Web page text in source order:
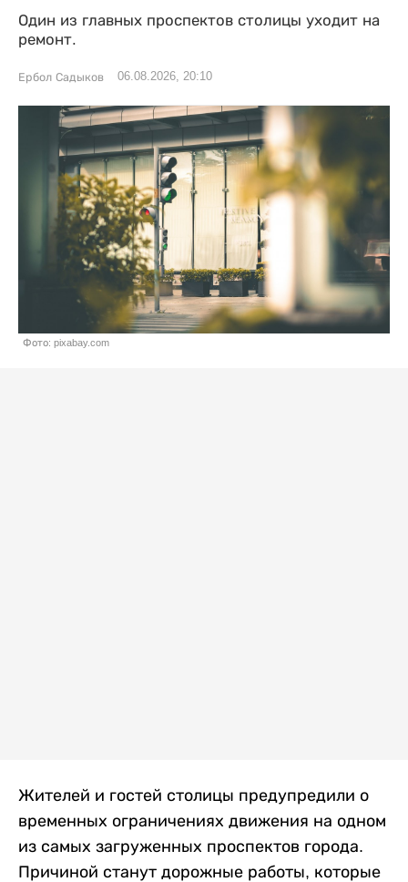
Один из главных проспектов столицы уходит на
ремонт.
Ербол Садыков 06.08.2026, 20:10
Фото: pixabay.com
Жителей и гостей столицы предупредили о
временных ограничениях движения на одном
из самых загруженных проспектов города.
Причиной станут дорожные работы, которые